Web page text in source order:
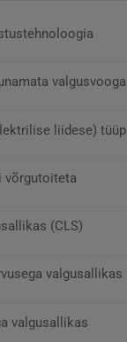
valgusvooga
liidese) tüüp
võrgutoiteta
(CLS)
valgusallikas
valgusallikas